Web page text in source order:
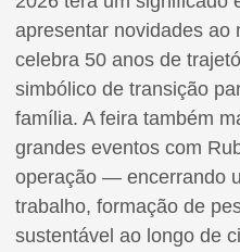
apresentar novidades ao
celebra 50 anos de
simbólico de transição
família. A feira também
grandes eventos com
operação — encerrando
trabalho, formação de
sustentável ao longo de